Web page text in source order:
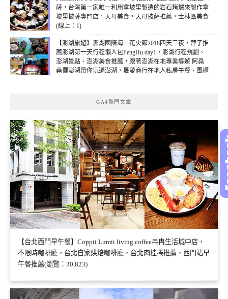
薩，台灣第一家唯一利用拿坡里製造的岩石烤爐來製作拿
坡里披薩專門店，天母美食，天母披薩推薦，士林區美食
(線上：1)
【澎湖旅遊】澎湖國際海上花火節2018四天三夜，萍子推
薦澎湖第一天行程懶人包PengHu day1，澎湖行程規劃、
澎湖景點、澎湖美食推薦，跟著澎湖在地專業導遊 阿堯
堯擺澎湖帶你玩遍澎湖，晟愛商行在地人私房午餐、風櫃
亭彩虹橋2018花火節煙火開幕、馬公市區武轎繞境(線
GA4熱門文章
【台北西門早午餐】Coppii Lumii living coffee冉冉生活城中店，
不限時咖啡廳，台北自家烘焙咖啡廳，台北肉桂捲推薦，西門站早
午餐推薦(瀏覽：30,823)